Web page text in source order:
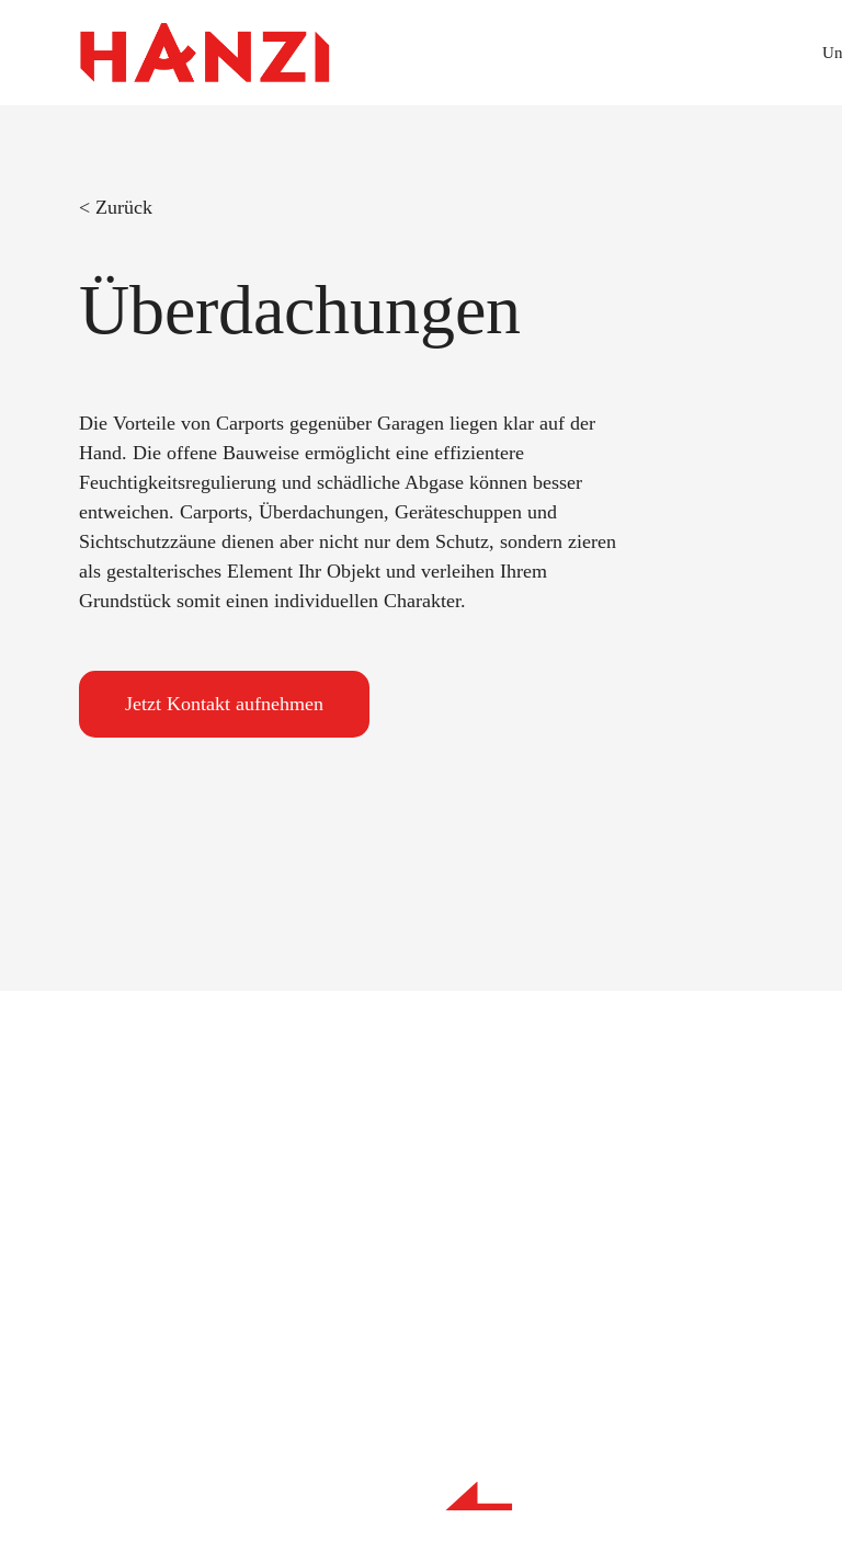
< Zurück
Überdachungen
Die Vorteile von Carports gegenüber Garagen liegen klar auf der
Hand. Die offene Bauweise ermöglicht eine effizientere
Feuchtigkeitsregulierung und schädliche Abgase können besser
entweichen. Carports, Überdachungen, Geräteschuppen und
Sichtschutzzäune dienen aber nicht nur dem Schutz, sondern zieren
als gestalterisches Element Ihr Objekt und verleihen Ihrem
Grundstück somit einen individuellen Charakter.
Jetzt Kontakt aufnehmen